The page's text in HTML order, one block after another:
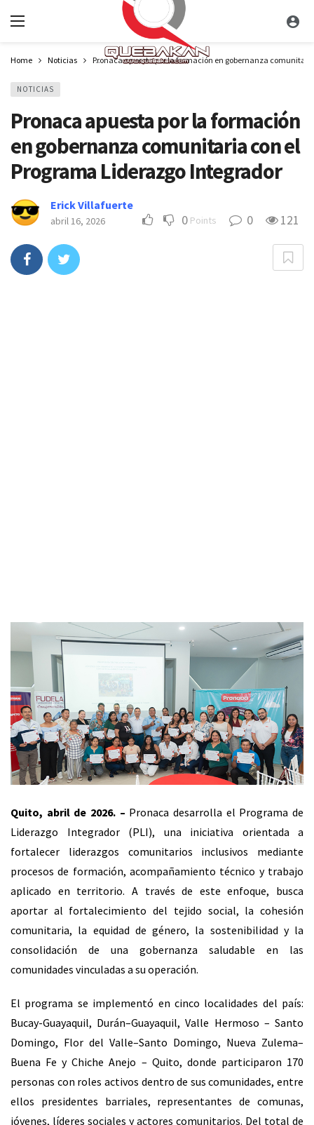
Home Noticias Pronaca apuesta por la formación en gobernanza
NOTICIAS
Pronaca apuesta por la formación
en gobernanza comunitaria con el
Programa Liderazgo Integrador
Erick Villafuerte
abril 16, 2026 0 Points 0 121
Quito, abril de 2026. – Pronaca desarrolla el Programa de
Liderazgo Integrador (PLI), una iniciativa orientada a
fortalecer liderazgos comunitarios inclusivos mediante
procesos de formación, acompañamiento técnico y trabajo
aplicado en territorio. A través de este enfoque, busca
aportar al fortalecimiento del tejido social, la cohesión
comunitaria, la equidad de género, la sostenibilidad y la
consolidación de una gobernanza saludable en las
comunidades vinculadas a su operación.
El programa se implementó en cinco localidades del país:
Bucay-Guayaquil, Durán–Guayaquil, Valle Hermoso – Santo
Domingo, Flor del Valle–Santo Domingo, Nueva Zulema–
Buena Fe y Chiche Anejo – Quito, donde participaron 170
personas con roles activos dentro de sus comunidades, entre
ellos presidentes barriales, representantes de comunas,
jóvenes, líderes sociales y actores comunitarios. Del total de